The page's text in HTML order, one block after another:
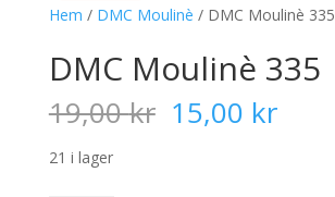
Hem / DMC Moulinè / DMC Moulinè 335
DMC Moulinè 335
19,00kr Det
ursprungliga
15,00 krDet
21 i lager